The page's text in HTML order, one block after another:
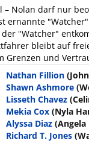
Nolan darf nur
ernannte
"Watcher"
bleibt auf
Grenzen und
Nathan Fillion
Shawn Ashmore
Lisseth Chavez
Mekia Cox (Nyla
Alyssa Diaz (Angela
Richard T. Jones